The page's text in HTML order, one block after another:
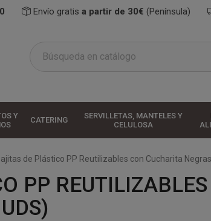
Envío gratis a partir de 30€ (Península)
Y
CATERING
SERVILLETAS, MANTELES Y
CELULOSA
de Plástico PP Reutilizables con Cucharita
PP